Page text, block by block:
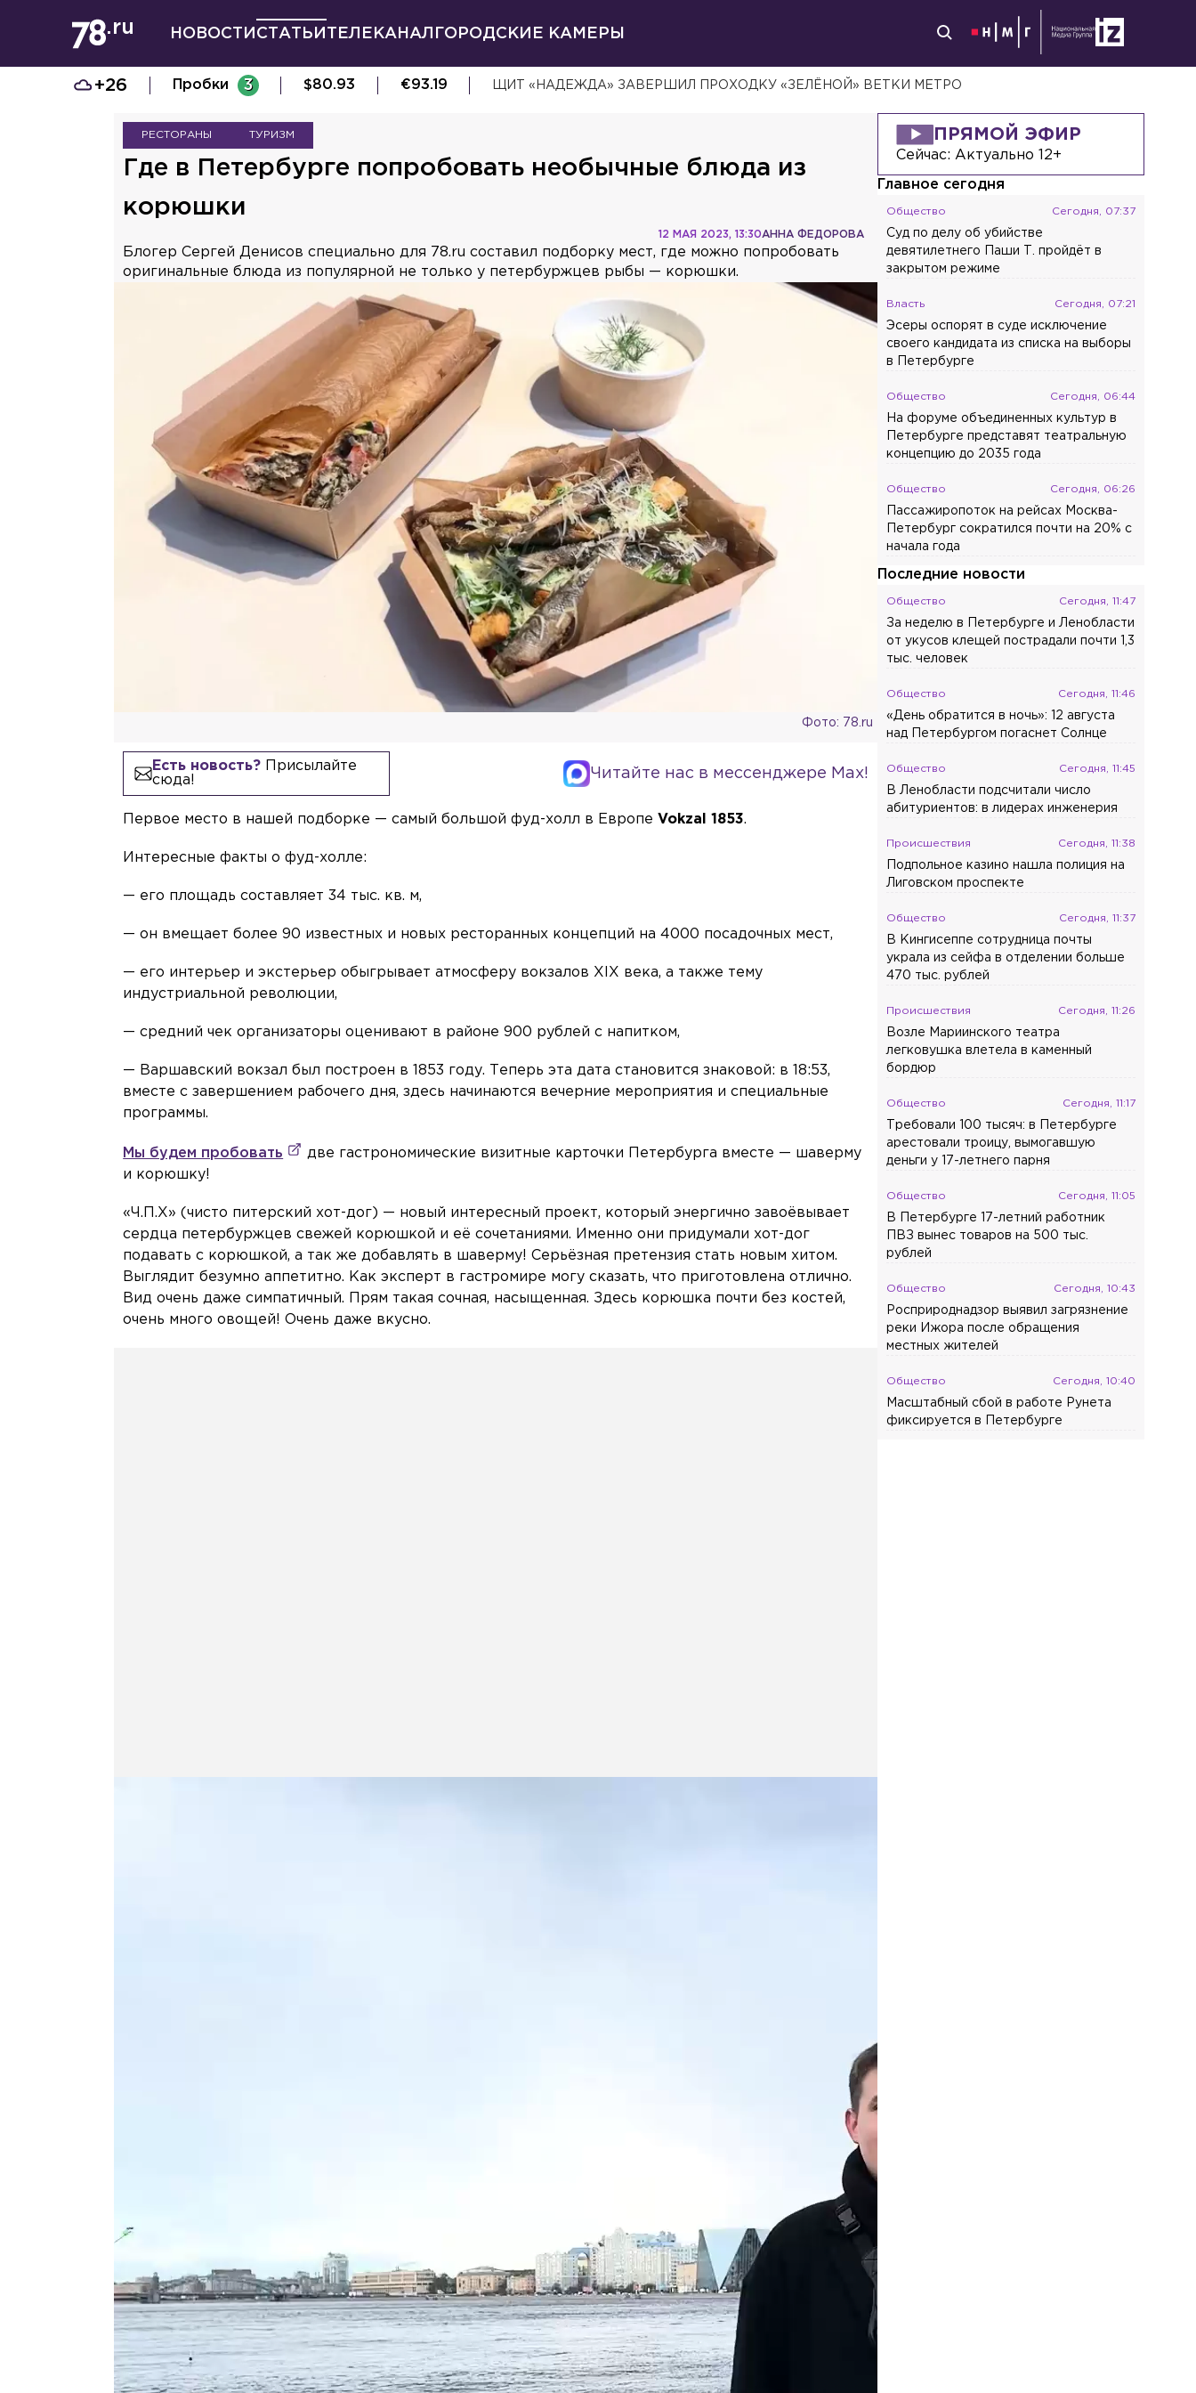
НОВОСТИ СТАТЬИ ТЕЛЕКАНАЛ ГОРОДСКИЕ КАМЕРЫ
+26 Пробки 3 $80.93 €93.19 ЩИТ «НАДЕЖДА» ЗАВЕРШИЛ ПРОХОДКУ «ЗЕЛЁНОЙ» ВЕТКИ МЕТРО
РЕСТОРАНЫ ТУРИЗМ
Где в Петербурге попробовать необычные блюда из
корюшки
АННА ФЕДОРОВА
12 МАЯ 2023, 13:30
Блогер Сергей Денисов специально для 78.ru составил подборку мест, где можно попробовать
оригинальные блюда из популярной не только у петербуржцев рыбы — корюшки.
Фото: 78.ru
Есть новость?Присылайте
сюда!
Читайте нас в мессенджере Max!
Первое место в нашей подборке — самый большой фуд-холл в Европе Vokzal 1853.
Интересные факты о фуд-холле:
— его площадь составляет 34 тыс. кв. м,
— он вмещает более 90 известных и новых ресторанных концепций на 4000 посадочных мест,
— его интерьер и экстерьер обыгрывает атмосферу вокзалов XIX века, а также тему
индустриальной революции,
— средний чек организаторы оценивают в районе 900 рублей с напитком,
— Варшавский вокзал был построен в 1853 году. Теперь эта дата становится знаковой: в 18:53,
вместе с завершением рабочего дня, здесь начинаются вечерние мероприятия и специальные
программы.
Мы будем пробовать
две гастрономические визитные карточки Петербурга вместе — шаверму
и корюшку!
«Ч.П.Х» (чисто питерский хот-дог) — новый интересный проект, который энергично завоёвывает
сердца петербуржцев свежей корюшкой и её сочетаниями. Именно они придумали хот-дог
подавать с корюшкой, а так же добавлять в шаверму! Серьёзная претензия стать новым хитом.
Выглядит безумно аппетитно. Как эксперт в гастромире могу сказать, что приготовлена отлично.
Вид очень даже симпатичный. Прям такая сочная, насыщенная. Здесь корюшка почти без костей,
очень много овощей! Очень даже вкусно.
ПРЯМОЙ ЭФИР
Сейчас:Актуально 12+
Главное сегодня
Общество Сегодня, 07:37
Суд по делу об убийстве
девятилетнего Паши Т. пройдёт в
закрытом режиме
Власть Сегодня, 07:21
Эсеры оспорят в суде исключение
своего кандидата из списка на выборы
в Петербурге
Общество Сегодня, 06:44
На форуме объединенных культур в
Петербурге представят театральную
концепцию до 2035 года
Общество Сегодня, 06:26
Пассажиропоток на рейсах Москва-
Петербург сократился почти на 20% с
начала года
Последние новости
Общество Сегодня, 11:47
За неделю в Петербурге и Ленобласти
от укусов клещей пострадали почти 1,3
тыс. человек
Общество Сегодня, 11:46
«День обратится в ночь»: 12 августа
над Петербургом погаснет Солнце
Общество Сегодня, 11:45
В Ленобласти подсчитали число
абитуриентов: в лидерах инженерия
Происшествия Сегодня, 11:38
Подпольное казино нашла полиция на
Лиговском проспекте
Общество Сегодня, 11:37
В Кингисеппе сотрудница почты
украла из сейфа в отделении больше
470 тыс. рублей
Происшествия Сегодня, 11:26
Возле Мариинского театра
легковушка влетела в каменный
бордюр
Общество Сегодня, 11:17
Требовали 100 тысяч: в Петербурге
арестовали троицу, вымогавшую
деньги у 17-летнего парня
Общество Сегодня, 11:05
В Петербурге 17-летний работник
ПВЗ вынес товаров на 500 тыс.
рублей
Общество Сегодня, 10:43
Росприроднадзор выявил загрязнение
реки Ижора после обращения
местных жителей
Общество Сегодня, 10:40
Масштабный сбой в работе Рунета
фиксируется в Петербурге